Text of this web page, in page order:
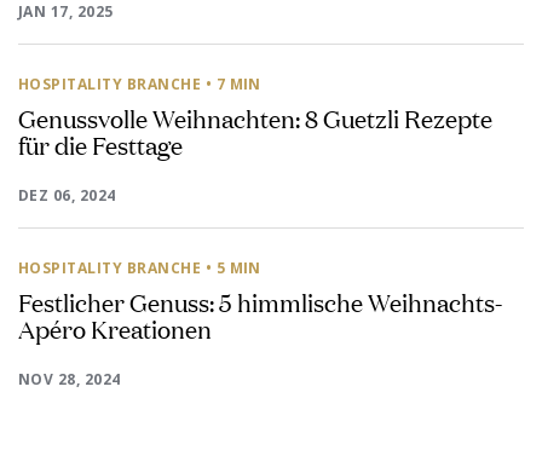
JAN 17, 2025
HOSPITALITY BRANCHE • 7 MIN
Genussvolle Weihnachten: 8 Guetzli Rezepte
für die Festtage
DEZ 06, 2024
HOSPITALITY BRANCHE • 5 MIN
Festlicher Genuss: 5 himmlische Weihnachts-
Apéro Kreationen
NOV 28, 2024